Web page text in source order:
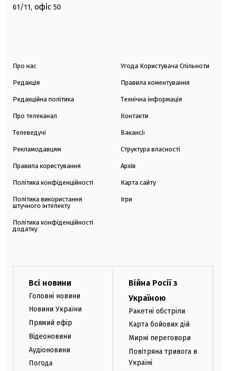
61/11, офіс 50
Про нас
Редакція
Редакційна політика
Про телеканал
Телеведучі
Рекламодавцям
Правила користування
Політика конфіденційності
Політика використання
штучного інтелекту
Політика конфіденційності
додатку
Угода Користувача Спільноти
Правила коментування
Технічна інформація
Контакти
Вакансії
Структура власності
Архів
Карта сайту
Ігри
Всі новини
Головні новини
Новини України
Прямий ефір
Відеоновини
Аудіоновини
Погода
Війна Росії з
Україною
Ракетні обстріли
Карта бойових дій
Мирні переговори
Повітряна тривога в
Україні